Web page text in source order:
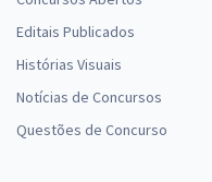
Editais Publicados
Histórias Visuais
Notícias de Concursos
Questões de Concurso